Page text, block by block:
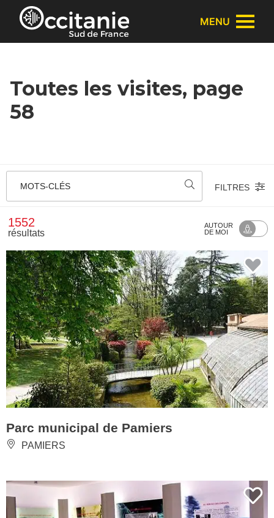
Panneau de gestion des cookies
MENU
Toutes les visites, page
58
MOTS-CLÉS FILTRES
1552
résultats
AUTOUR
DE MOI
Parc municipal de Pamiers
PAMIERS